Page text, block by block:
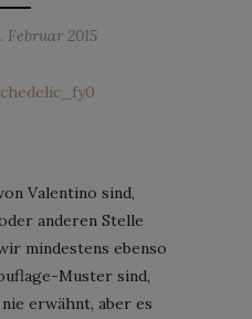
Februar 2015
Valentino sind,
anderen Stelle
mindestens ebenso
Muster sind,
erwähnt, aber es